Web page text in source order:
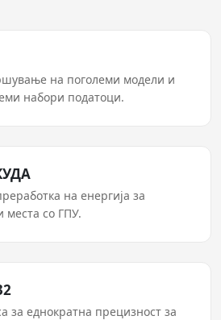
на поголеми модели и
набори податоци.
на енергија за
места со ГПУ.
за еднократна прецизност за